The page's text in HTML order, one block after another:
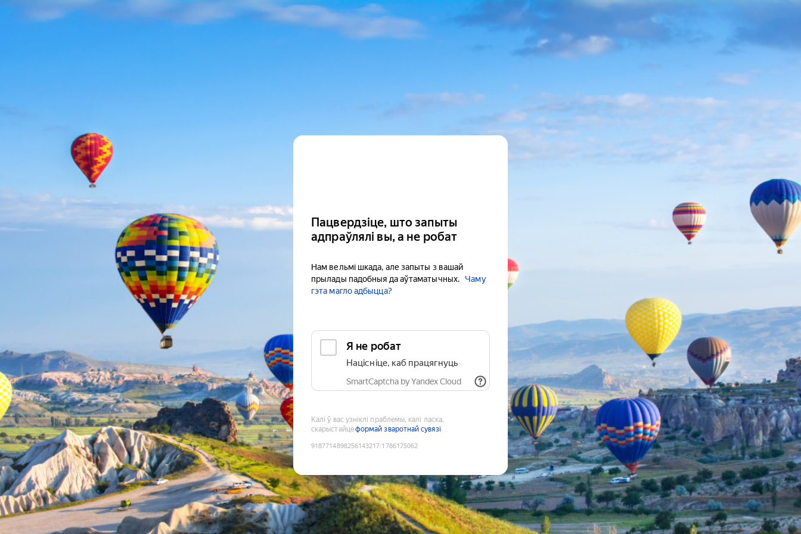
Пацвердзіце, што запыты
адпраўлялі вы, а не робат
Нам вельмі шкада, але запыты з вашай
прылады падобныя да аўтаматычных.
Чаму
гэта магло адбыцца?
Я не робат
Націсніце, каб працягнуць
SmartCaptcha by Yandex Cloud
Калі ў вас узніклі праблемы, калі ласка,
скарыстайцеформай зваротнай сувязі
9187714898256143217:1786175062